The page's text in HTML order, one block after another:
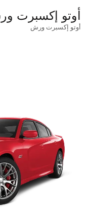
أوتو إكسبرت
أوتو إكسبرت ورش